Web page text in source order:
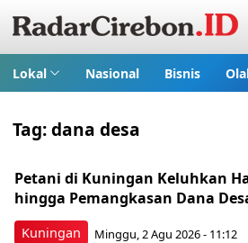
Lokal Nasional Bisnis
Tag:dana desa
Kuningan
Petani di Kuningan Keluhkan
hingga Pemangkasan Dana
Minggu, 2 Agu 2026 - 11:12